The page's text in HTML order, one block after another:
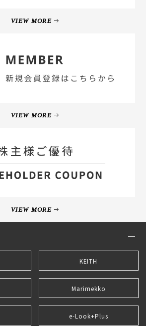
VIEW MORE
VIEW MORE
VIEW MORE
KEITH
Marimekko
e-Look+Plus